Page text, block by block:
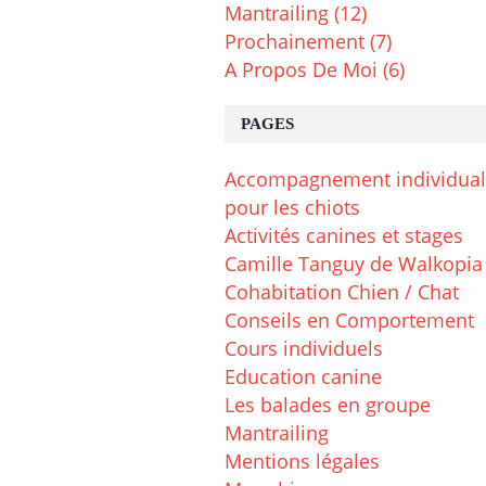
PAGES
Accompagnement
pour les chiots
Activités canines et stages
Camille Tanguy de Walkopia
Cohabitation Chien / Chat
Conseils en Comportement
Cours individuels
Education canine
Les balades en groupe
Mantrailing
Mentions légales
Mantrailing (12)
Prochainement (7)
A Propos De Moi (6)